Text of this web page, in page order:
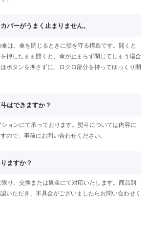
バーがうまく止まりません。
は、傘を閉じるときに指を守る構造です。開くと
押したまま開くと、傘が止まらず閉じてしまう場合
ボタンを押さずに、ロクロ部分を持ってゆっくり開
はできますか？
ョンにて承っております。熨斗については内容に
ので、事前にお問い合わせください。
ますか？
り、交換または返金にて対応いたします。商品到
いただき、不具合がございましたらお問い合わせく